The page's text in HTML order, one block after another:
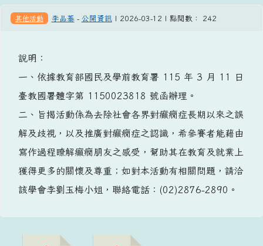
其他活動 李品蓁- 公開資訊| 2026-03-12 | 點閱數： 242
說明：
一、依據教育部國民及學前教育署 115 年 3 月 11 日
臺教國署體字第 1150023818 號函辦理。
二、旨揭活動係為去除社會各界對癲癇症長期以來之誤
解及歧視，以及推廣對癲癇症之認識，希參賽者能藉由
寫作過程瞭解癲癇朋友之感受，幫助其在教育及就業上
獲得更多的關懷及尊重；如對本活動有相關問題，請洽
該學會李劉玉梅小姐，聯絡電話：(02)2876-2890。